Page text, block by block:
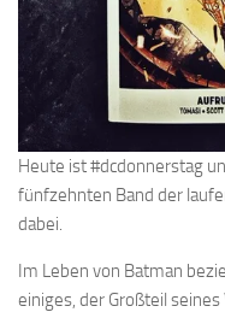
Heute ist #dcdonnerstag
fünfzehnten Band der
dabei.
Im Leben von Batman
einiges, der Großteil